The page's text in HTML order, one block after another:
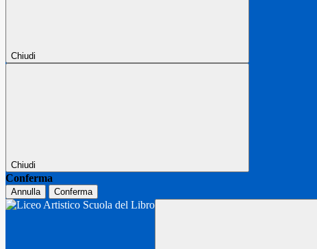
Chiudi
Chiudi
Conferma
Annulla Conferma